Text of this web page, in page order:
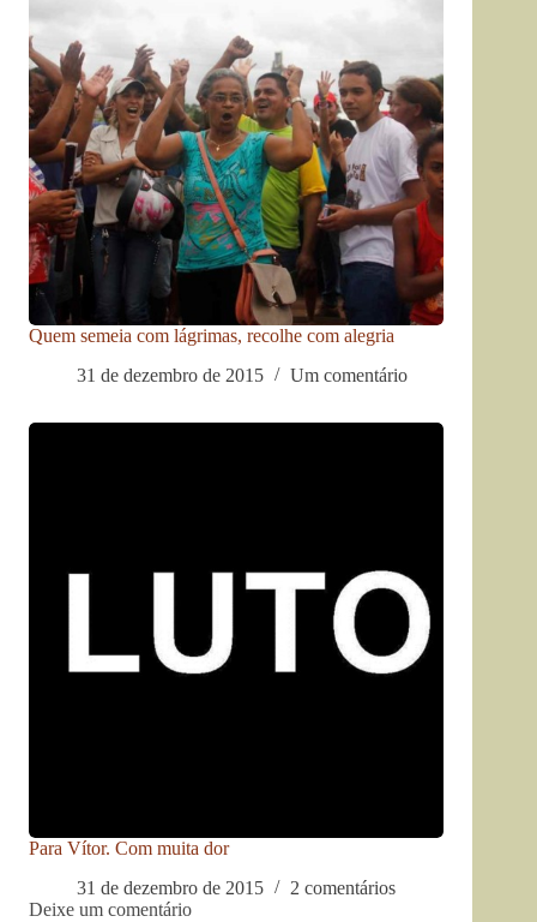
Quem semeia com lágrimas, recolhe com alegria
31 de dezembro de 2015
Um comentário
Para Vítor. Com muita dor
31 de dezembro de 2015
2 comentários
Deixe um comentário